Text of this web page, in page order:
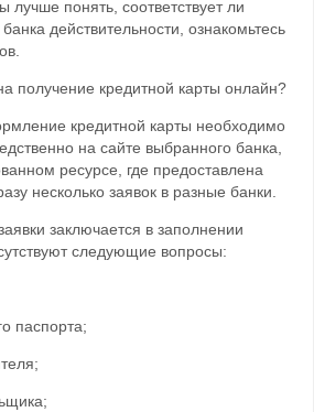
понять, соответствует ли
действительности, ознакомьтесь
получение кредитной карты онлайн?
кредитной карты необходимо
на сайте выбранного банка,
ресурсе, где предоставлена
несколько заявок в разные банки.
заключается в заполнении
следующие вопросы:
паспорта;